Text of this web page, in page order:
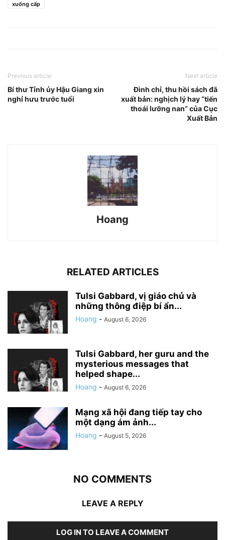
xuống cấp
Previous article
Bí thư Tỉnh ủy Hậu Giang xin
nghỉ hưu trước tuổi
Next article
Đình chỉ, thu hồi sách đã
xuất bản: nghịch lý hay “tiến
thoái lưỡng nan” của Cục
Xuất Bản
Hoang
RELATED ARTICLES
Tulsi Gabbard, vị giáo chủ và
những thông điệp bí ẩn...
Hoang - August 6, 2026
Tulsi Gabbard, her guru and the
mysterious messages that
helped shape...
Hoang - August 6, 2026
Mạng xã hội đang tiếp tay cho
một dạng ám ảnh...
Hoang - August 5, 2026
NO COMMENTS
LEAVE A REPLY
LOG IN TO LEAVE A COMMENT